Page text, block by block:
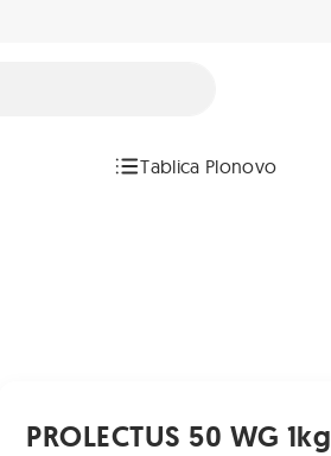
Tablica Plonovo
PROLECTUS 50 WG 1kg